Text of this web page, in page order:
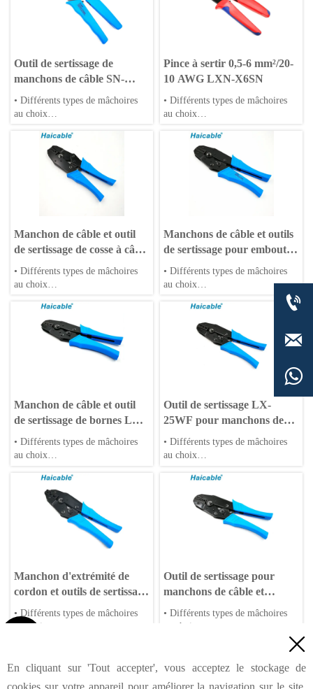
Outil de sertissage de
manchons de câble SN-
06WF
• Différents types de mâchoires
au choix
• Poignées en PP ou TPR
Pince à sertir 0,5-6 mm²/20-
10 AWG LXN-X6SN
• Différents types de mâchoires
au choix
• Poignées en PP ou TPR
Manchon de câble et outil
de sertissage de cosse à câble
LX-04WFL
• Différents types de mâchoires
au choix
• Poignées en PP ou TPR
Manchons de câble et outils
de sertissage pour embouts
de câble LX-06WF
• Différents types de mâchoires
au choix
• Poignées en PP ou TPR
Manchon de câble et outil
de sertissage de bornes LX-
16WF
• Différents types de mâchoires
au choix
• Poignées en PP ou TPR
Outil de sertissage LX-
25WF pour manchons de
câble et embouts de câble
• Différents types de mâchoires
au choix
• Poignées en PP ou TPR
Manchon d'extrémité de
cordon et outils de sertissage
de ferrules LX-35WF
• Différents types de mâchoires
au choix
Outil de sertissage pour
manchons de câble et
embouts de fil LX-26TW
• Différents types de mâchoires
au choix
Suivant

En cliquant sur 'Tout accepter', vous acceptez le stockage de
cookies sur votre appareil pour améliorer la navigation sur le site,


